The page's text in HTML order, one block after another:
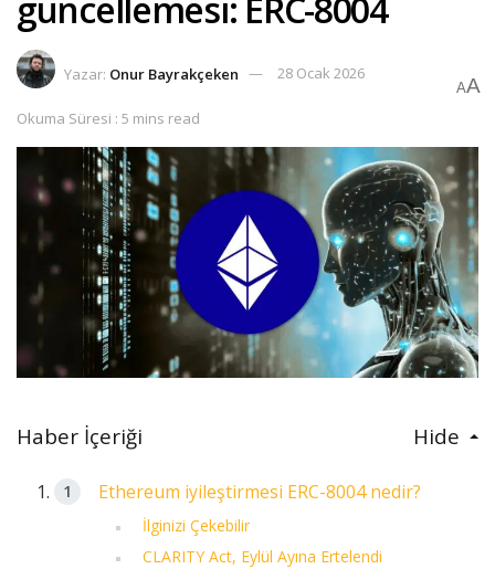
Yazar: Onur Bayrakçeken 28 Ocak 2026
Okuma Süresi : 5 mins read
AA
Haber İçeriği Hide
Ethereum iyileştirmesi ERC-8004 nedir?
İlginizi Çekebilir
CLARITY Act, Eylül Ayına Ertelendi